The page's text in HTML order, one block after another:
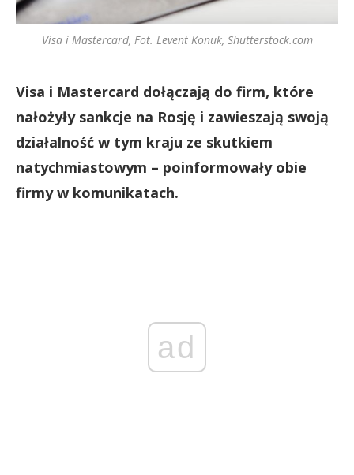
Visa i Mastercard, Fot. Levent Konuk, Shutterstock.com
Visa i Mastercard dołączają do firm, które
nałożyły sankcje na Rosję i zawieszają swoją
działalność w tym kraju ze skutkiem
natychmiastowym – poinformowały obie
firmy w komunikatach.
ad